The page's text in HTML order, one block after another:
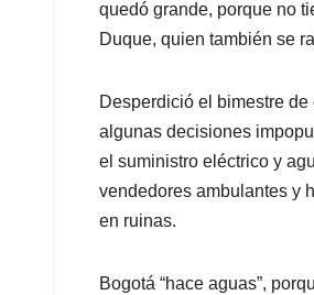
quedó grande, porque no
Duque, quien también se
Desperdició el bimestre
algunas decisiones
el suministro eléctrico y
vendedores ambulantes y
en ruinas.
Bogotá “hace aguas”,